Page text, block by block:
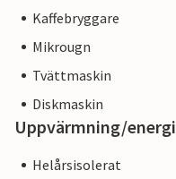
Kaffebryggare
Mikrougn
Tvättmaskin
Diskmaskin
Uppvärmning/energi
Helårsisolerat